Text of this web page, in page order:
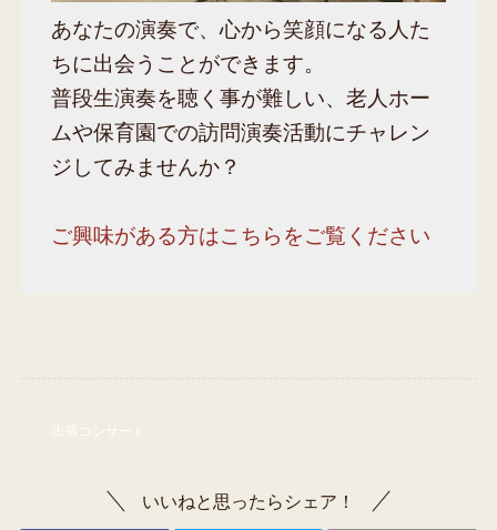
あなたの演奏で、心から笑顔になる人た
ちに出会うことができます。
普段生演奏を聴く事が難しい、老人ホー
ムや保育園での訪問演奏活動にチャレン
ジしてみませんか？
ご興味がある方はこちらをご覧ください
出張コンサート
いいねと思ったらシェア！